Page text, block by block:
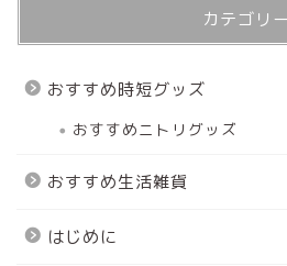
カテゴリー
おすすめ時短グッズ
おすすめニトリグッズ
おすすめ生活雑貨
はじめに